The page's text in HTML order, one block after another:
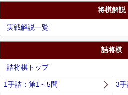
将棋解説
実戦解説一覧
詰将棋
詰将棋トップ
1手詰：第1～5問 3